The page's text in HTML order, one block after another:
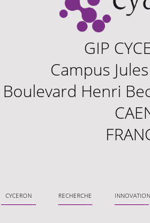
GIP
Campus
Boulevard Henri
Cyceron Recherche Innovation